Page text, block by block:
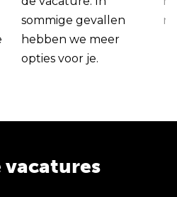
sommige gevallen
hebben we meer
opties voor je.